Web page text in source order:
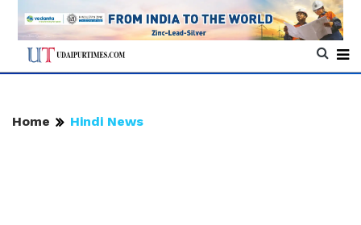
Home Hindi News